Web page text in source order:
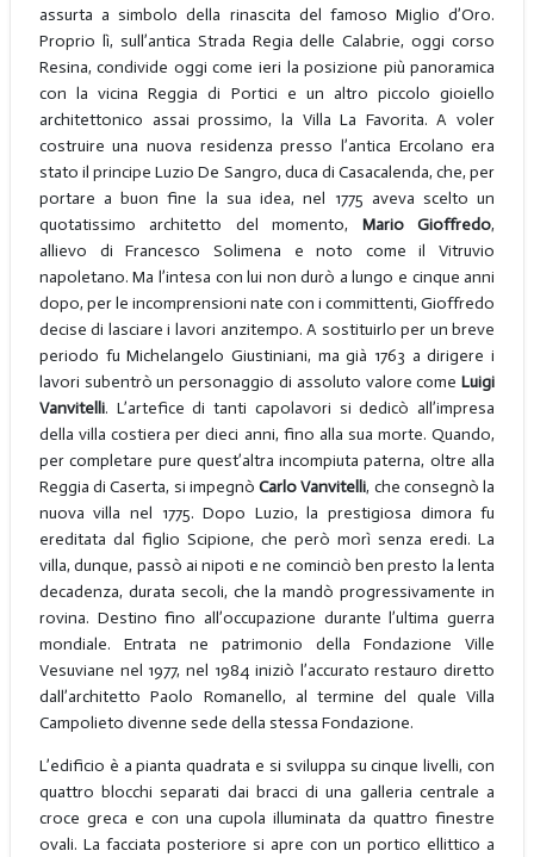
assurta a simbolo della rinascita del famoso Miglio d’Oro.
Proprio lì, sull’antica Strada Regia delle Calabrie, oggi corso
Resina, condivide oggi come ieri la posizione più panoramica
con la vicina Reggia di Portici e un altro piccolo gioiello
architettonico assai prossimo, la Villa La Favorita. A voler
costruire una nuova residenza presso l’antica Ercolano era
stato il principe Luzio De Sangro, duca di Casacalenda, che, per
portare a buon fine la sua idea, nel 1775 aveva scelto un
quotatissimo architetto del momento, Mario Gioffredo,
allievo di Francesco Solimena e noto come il Vitruvio
napoletano. Ma l’intesa con lui non durò a lungo e cinque anni
dopo, per le incomprensioni nate con i committenti, Gioffredo
decise di lasciare i lavori anzitempo. A sostituirlo per un breve
periodo fu Michelangelo Giustiniani, ma già 1763 a dirigere i
lavori subentrò un personaggio di assoluto valore comeLuigi
Vanvitelli. L’artefice di tanti capolavori si dedicò all’impresa
della villa costiera per dieci anni, fino alla sua morte. Quando,
per completare pure quest’altra incompiuta paterna, oltre alla
Reggia di Caserta, si impegnòCarlo Vanvitelli, che consegnò la
nuova villa nel 1775. Dopo Luzio, la prestigiosa dimora fu
ereditata dal figlio Scipione, che però morì senza eredi. La
villa, dunque, passò ai nipoti e ne cominciò ben presto la lenta
decadenza, durata secoli, che la mandò progressivamente in
rovina. Destino fino all’occupazione durante l’ultima guerra
mondiale. Entrata ne patrimonio della Fondazione Ville
Vesuviane nel 1977, nel 1984 iniziò l’accurato restauro diretto
dall’architetto Paolo Romanello, al termine del quale Villa
Campolieto divenne sede della stessa Fondazione.
L’edificio è a pianta quadrata e si sviluppa su cinque livelli, con
quattro blocchi separati dai bracci di una galleria centrale a
croce greca e con una cupola illuminata da quattro finestre
ovali. La facciata posteriore si apre con un portico ellittico a